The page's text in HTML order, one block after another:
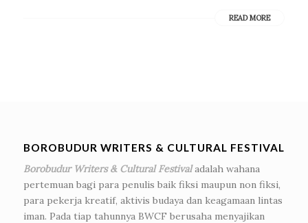
READ MORE
BOROBUDUR WRITERS & CULTURAL FESTIVAL
Borobudur Writers & Cultural Festivaladalah wahana
pertemuan bagi para penulis baik fiksi maupun non fiksi,
para pekerja kreatif, aktivis budaya dan keagamaan lintas
iman. Pada tiap tahunnya BWCF berusaha menyajikan